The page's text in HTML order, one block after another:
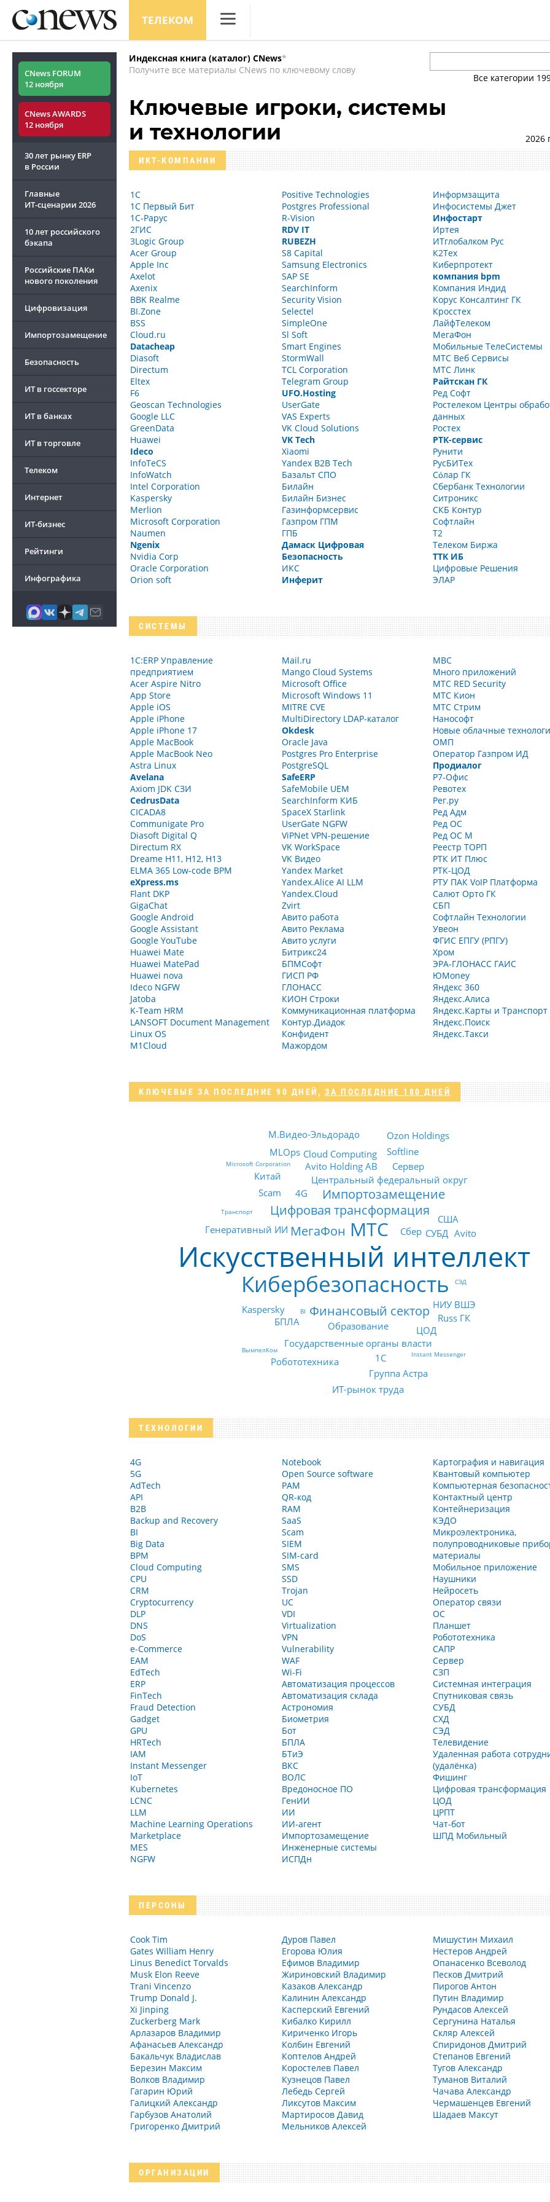
ТЕЛЕКОМ
Аналитика
Маркет
Техника
CNews FORUM
12 ноября
CNews AWARDS
12 ноября
30 лет рынку ERP
в России
Главные
ИТ-сценарии 2026
10 лет российского
бэкапа
Российские ПАКи
нового поколения
Цифровизация
Импортозамещение
Безопасность
ИТ в госсекторе
ИТ в банках
ИТ в торговле
Телеком
Интернет
ИТ-бизнес
Рейтинги
Инфографика
Индексная книга (каталог) CNews*
Получите все материалы CNews по ключевому слову
Все категории
Ключевые игроки, системы
и технологии
2026
ИКТ-КОМПАНИИ
1С
1С Первый Бит
1С-Рарус
2ГИС
3Logic Group
Acer Group
Apple Inc
Axelot
Axenix
BBK Realme
BI.Zone
BSS
Cloud.ru
Datacheap
Diasoft
Directum
Eltex
F6
Geoscan Technologies
Google LLC
GreenData
Huawei
Ideco
InfoTeCS
InfoWatch
Intel Corporation
Kaspersky
Merlion
Microsoft Corporation
Naumen
Ngenix
Nvidia Corp
Oracle Corporation
Orion soft
Positive Technologies
Postgres Professional
R-Vision
RDV IT
RUBEZH
S8 Capital
Samsung Electronics
SAP SE
SearchInform
Security Vision
Selectel
SimpleOne
Sl Soft
Smart Engines
StormWall
TCL Corporation
Telegram Group
UFO.Hosting
UserGate
VAS Experts
VK Cloud Solutions
VK Tech
Xiaomi
Yandex B2B Tech
Базальт СПО
Билайн
Билайн Бизнес
Газинформсервис
Газпром ГПМ
ГПБ
Дамаск Цифровая
Безопасность
ИКС
Инферит
Информзащита
Инфосистемы Джет
Инфостарт
Иртея
ИТглобалком Рус
К2Тех
Киберпротект
компания bpm
Компания Индид
Корус Консалтинг ГК
Кросстех
ЛайфТелеком
МегаФон
Мобильные ТелеСистемы
МТС Веб Сервисы
МТС Линк
Райтскан ГК
Ред Софт
Ростелеком Центры
данных
Ростех
РТК-сервис
Рунити
РусБИТех
Сόлар ГК
Сбербанк Технологии
Ситроникс
СКБ Контур
Софтлайн
Т2
Телеком Биржа
ТТК ИБ
Цифровые Решения
ЭЛАР
СИСТЕМЫ
1С:ERP Управление
предприятием
Acer Aspire Nitro
App Store
Apple iOS
Apple iPhone
Apple iPhone 17
Apple MacBook
Apple MacBook Neo
Astra Linux
Avelana
Axiom JDK СЗИ
CedrusData
CICADA8
Communigate Pro
Diasoft Digital Q
Directum RX
Dreame H11, H12, H13
ELMA 365 Low-code BPM
eXpress.ms
Flant DKP
GigaChat
Google Android
Google Assistant
Google YouTube
Huawei Mate
Huawei MatePad
Huawei nova
Ideco NGFW
Jatoba
K-Team HRM
LANSOFT Document Management
Linux OS
M1Cloud
Mail.ru
Mango Cloud Systems
Microsoft Office
Microsoft Windows 11
MITRE CVE
MultiDirectory LDAP-каталог
Okdesk
Oracle Java
Postgres Pro Enterprise
PostgreSQL
SafeERP
SafeMobile UEM
SearchInform КИБ
SpaceX Starlink
UserGate NGFW
ViPNet VPN-решение
VK WorkSpace
VK Видео
Yandex Market
Yandex.Alice AI LLM
Yandex.Cloud
Zvirt
Авито работа
Авито Реклама
Авито услуги
Битрикс24
БПМСофт
ГИСП РФ
ГЛОНАСС
КИОН Строки
Коммуникационная платформа
Контур.Диадок
Конфидент
Мажордом
МВС
Много приложений
МТС RED Security
МТС Кион
МТС Стрим
Нанософт
Новые облачные
ОМП
Оператор Газпром ИД
Продиалог
Р7-Офис
Ревотех
Рег.ру
Ред Адм
Ред ОС
Ред ОС М
Реестр ТОРП
РТК ИТ Плюс
РТК-ЦОД
РТУ ПАК VoIP Платформа
Салют Орто ГК
СБП
Софтлайн Технологии
Увеон
ФГИС ЕПГУ (РПГУ)
Хром
ЭРА-ГЛОНАСС ГАИС
ЮMoney
Яндекс 360
Яндекс.Алиса
Яндекс.Карты и Транспорт
Яндекс.Поиск
Яндекс.Такси
КЛЮЧЕВЫЕ ЗА ПОСЛЕДНИЕ 90 ДНЕЙ , ЗА ПОСЛЕДНИЕ 180 ДНЕЙ
Искусственный интеллект
Кибербезопасность
МТС
Цифровая трансформация
МегаФон
Финансовый сектор
Импортозамещение
Образование
Центральный федеральный округ
Сбер
Avito Holding AB
Государственные органы власти
Cloud Computing
4G
БПЛА
ЦОД
Сервер
СУБД
Робототехника 1С
Kaspersky
М.Видео-Эльдорадо
Генеративный ИИ
США
Avito
Группа Астра
Китай
Softline
Scam
НИУ ВШЭ
ИТ-рынок труда
Ozon Holdings
MLOps
Russ ГК
Microsoft Corporation
BI
Instant Messenger
СЭД
Транспорт
ВымпелКом
ТЕХНОЛОГИИ
4G
5G
AdTech
API
B2B
Backup and Recovery
BI
Big Data
BPM
Cloud Computing
CPU
CRM
Cryptocurrency
DLP
DNS
DoS
e-Commerce
EAM
EdTech
ERP
FinTech
Fraud Detection
Gadget
GPU
HRTech
IAM
Instant Messenger
IoT
Kubernetes
LCNC
LLM
Machine Learning Operations
Marketplace
MES
NGFW
Notebook
Open Source software
PAM
QR-код
RAM
SaaS
Scam
SIEM
SIM-card
SMS
SSD
Trojan
UC
VDI
Virtualization
VPN
Vulnerability
WAF
Wi-Fi
Автоматизация процессов
Автоматизация склада
Астрономия
Биометрия
Бот
БПЛА
БТиЭ
ВКС
ВОЛС
Вредоносное ПО
ГенИИ
ИИ
ИИ-агент
Импортозамещение
Инженерные системы
ИСПДн
Картография и навигация
Квантовый компьютер
Компьютерная
Контактный центр
Контейнеризация
КЭДО
Микроэлектроника,
полупроводниковые
материалы
Мобильное приложение
Наушники
Нейросеть
Оператор связи
ОС
Планшет
Робототехника
САПР
Сервер
СЗП
Системная интеграция
Спутниковая связь
СУБД
СХД
СЭД
Телевидение
Удаленная работа
(удалёнка)
Фишинг
Цифровая трансформация
ЦОД
ЦРПТ
Чат-бот
ШПД Мобильный
ПЕРСОНЫ
Cook Tim
Gates William Henry
Linus Benedict Torvalds
Musk Elon Reeve
Trani Vincenzo
Trump Donald J.
Xi Jinping
Zuckerberg Mark
Арлазаров Владимир
Афанасьев Александр
Бакальчук Владислав
Березин Максим
Волков Владимир
Гагарин Юрий
Галицкий Александр
Гарбузов Анатолий
Григоренко Дмитрий
Дуров Павел
Егорова Юлия
Ефимов Владимир
Жириновский Владимир
Казаков Александр
Калинин Александр
Касперский Евгений
Кибалко Кирилл
Кириченко Игорь
Колбин Евгений
Коптелов Андрей
Коростелев Павел
Кузнецов Павел
Лебедь Сергей
Ликсутов Максим
Мартиросов Давид
Мельников Алексей
Мишустин Михаил
Нестеров Андрей
Опанасенко Всеволод
Песков Дмитрий
Пирогов Антон
Путин Владимир
Рундасов Алексей
Сергунина Наталья
Скляр Алексей
Спиридонов Дмитрий
Степанов Евгений
Тугов Александр
Туманов Виталий
Чачава Александр
Чермашенцев Евгений
Шадаев Максут
ОРГАНИЗАЦИИ